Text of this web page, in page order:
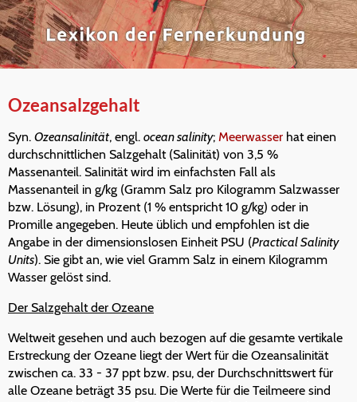
Ozeansalzgehalt
Syn. Ozeansalinität, engl. ocean salinity; Meerwasser hat einen
durchschnittlichen Salzgehalt (Salinität) von 3,5 %
Massenanteil. Salinität wird im einfachsten Fall als
Massenanteil in g/kg (Gramm Salz pro Kilogramm Salzwasser
bzw. Lösung), in Prozent (1 % entspricht 10 g/kg) oder in
Promille angegeben. Heute üblich und empfohlen ist die
Angabe in der dimensionslosen Einheit PSU (Practical Salinity
Units). Sie gibt an, wie viel Gramm Salz in einem Kilogramm
Wasser gelöst sind.
Der Salzgehalt der Ozeane
Weltweit gesehen und auch bezogen auf die gesamte vertikale
Erstreckung der Ozeane liegt der Wert für die Ozeansalinität
zwischen ca. 33 - 37 ppt bzw. psu, der Durchschnittswert für
alle Ozeane beträgt 35 psu. Die Werte für die Teilmeere sind